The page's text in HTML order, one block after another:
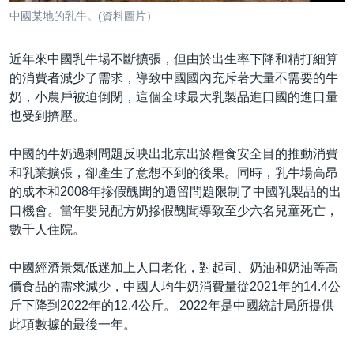
VOA 60秒 (國際)
美國專訊
視頻存檔
時事經緯
新聞音頻
海外港人
美國透視
建國史話
廣播節目表
國語
關注我們
其他語言網站
中國某地的乳牛。(資料圖片）
近年來中國乳牛場不斷擴張，但由於出生率下降和精打細算
的消費者減少了需求，導致中國國內充斥著大量不需要的牛
奶，小農戶被迫倒閉，這個全球最大乳製品進口國的進口量
也受到擠壓。
中國的牛奶過剩問題反映出北京出於糧食安全目的推動消費
和乳業擴張，卻產生了意想不到的後果。同時，乳牛場高昂
的成本和2008年摻假醜聞的遺留問題限制了中國乳製品的出
口機會。當年嬰兒配方奶摻假醜聞導致至少六名兒童死亡，
數千人住院。
中國經濟景氣低迷加上人口老化，對起司、奶油和奶油等高
價食品的需求減少，中國人均牛奶消費量從2021年的14.4公
斤下降到2022年的12.4公斤。 2022年是中國統計局所提供
此項數據的最後一年。